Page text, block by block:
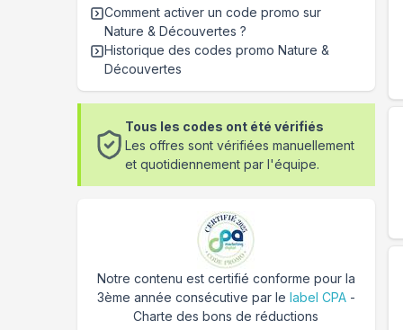
Comment activer un code promo sur
Nature & Découvertes ?
Historique des codes promo Nature &
Découvertes
Tous les codes ont été vérifiés
Les offres sont vérifiées manuellement
et quotidiennement par l'équipe.
Notre contenu est certifié conforme pour la
3ème année consécutive par le label CPA-
Charte des bons de réductions